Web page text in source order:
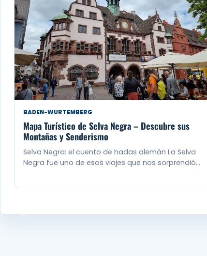
BADEN-WURTEMBERG
Mapa Turístico de Selva Negra – Descubre sus
Montañas y Senderismo
Selva Negra: el cuento de hadas alemán La Selva
Negra fue uno de esos viajes que nos sorprendió…